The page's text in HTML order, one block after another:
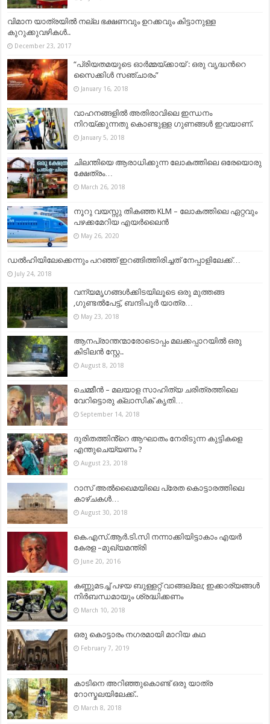
വിമാന യാത്രയിൽ നല്ല ഭക്ഷണവും ഉറക്കവും കിട്ടാനുള്ള
കുറുക്കുവഴികൾ..
December 23, 2017
“പ്രിയതമയുടെ ഓർമ്മയ്ക്കായ് : ഒരു വൃദ്ധന്‍റെ
സൈക്കിള്‍ സഞ്ചാരം”
January 16, 2018
വാഹനങ്ങളില്‍ അതിരാവിലെ ഇന്ധനം
നിറയ്ക്കുന്നതു കൊണ്ടുള്ള ഗുണങ്ങള്‍ ഇവയാണ്.
January 5, 2018
ചിലന്തിയെ ആരാധിക്കുന്ന ലോകത്തിലെ ഒരേയൊരു
ക്ഷേത്രം…
March 26, 2018
നൂറു വയസ്സു തികഞ്ഞ KLM – ലോകത്തിലെ ഏറ്റവും
പഴക്കമേറിയ എയർലൈൻ
May 26, 2020
ഡൽഹിയിലേക്കെന്നും പറഞ്ഞ് ഇറങ്ങിത്തിരിച്ചത് നേപ്പാളിലേക്ക്…
July 24, 2018
വന്യമൃഗങ്ങള്‍ക്കിടയിലൂടെ ഒരു മുത്തങ്ങ
,ഗുണ്ടൽപേട്ട്, ബന്ദിപൂർ യാത്ര…
May 23, 2018
ആനപ്രാന്തന്മാരോടൊപ്പം മലക്കപ്പാറയിൽ ഒരു
കിടിലൻ സ്റ്റേ..
August 8, 2018
ചെമ്മീൻ – മലയാള സാഹിത്യ ചരിത്രത്തിലെ
വേറിട്ടൊരു ക്ലാസിക് കൃതി…
September 14, 2018
ദുരിതത്തിൻ്റെ ആഘാതം നേരിടുന്ന കുട്ടികളെ
എന്തുചെയ്യണം ?
August 23, 2018
റാസ് അൽഖൈമയിലെ പ്രേത കൊട്ടാരത്തിലെ
കാഴ്ചകൾ…
August 30, 2018
കെ.എസ്.ആര്‍.ടി.സി നന്നാക്കിയിട്ടാകാം എയര്‍
കേരള –മുഖ്യമന്ത്രി
June 20, 2016
കണ്ണുമടച്ച് പഴയ ബുള്ളറ്റ് വാങ്ങല്ലേ; ഇക്കാര്യങ്ങള്‍
നിര്‍ബന്ധമായും ശ്രദ്ധിക്കണം
March 10, 2018
ഒരു കൊട്ടാരം നഗരമായി മാറിയ കഥ
February 7, 2019
കാടിനെ അറിഞ്ഞുകൊണ്ട് ഒരു യാത്ര
റോസ്മലയിലേക്ക്..
March 8, 2018